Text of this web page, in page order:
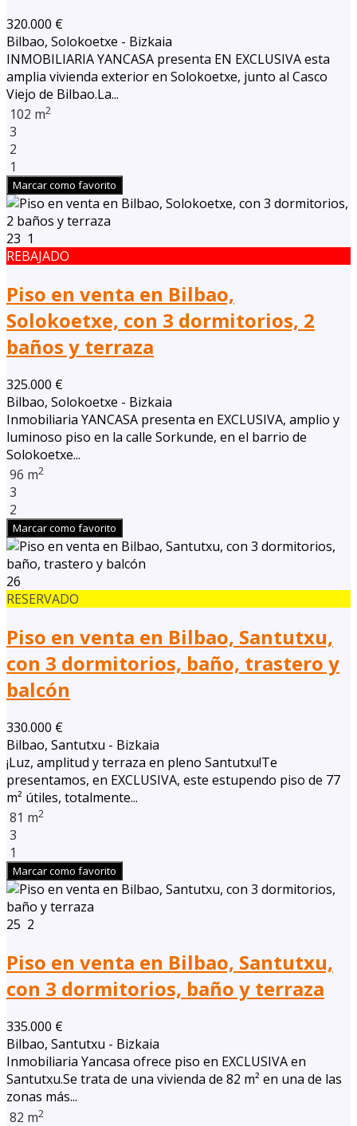
320.000 €
Bilbao, Solokoetxe - Bizkaia
INMOBILIARIA YANCASA presenta EN EXCLUSIVA esta
amplia vivienda exterior en Solokoetxe, junto al Casco
Viejo de Bilbao.La...
102 m2
3
2
1
Marcar como favorito
23 1
REBAJADO
Piso en venta en Bilbao,
Solokoetxe, con 3 dormitorios, 2
baños y terraza
325.000 €
Bilbao, Solokoetxe - Bizkaia
Inmobiliaria YANCASA presenta en EXCLUSIVA, amplio y
luminoso piso en la calle Sorkunde, en el barrio de
Solokoetxe...
96 m2
3
2
Marcar como favorito
26
RESERVADO
Piso en venta en Bilbao, Santutxu,
con 3 dormitorios, baño, trastero y
balcón
330.000 €
Bilbao, Santutxu - Bizkaia
¡Luz, amplitud y terraza en pleno Santutxu!Te
presentamos, en EXCLUSIVA, este estupendo piso de 77
m² útiles, totalmente...
81 m2
3
1
Marcar como favorito
25 2
Piso en venta en Bilbao, Santutxu,
con 3 dormitorios, baño y terraza
335.000 €
Bilbao, Santutxu - Bizkaia
Inmobiliaria Yancasa ofrece piso en EXCLUSIVA en
Santutxu.Se trata de una vivienda de 82 m² en una de las
zonas más...
82 m2